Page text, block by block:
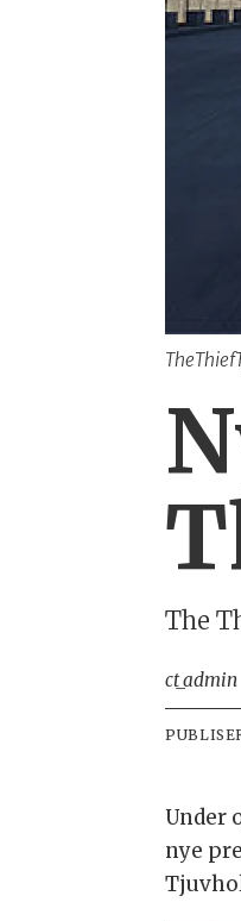
The
ct_admin
Under
nye